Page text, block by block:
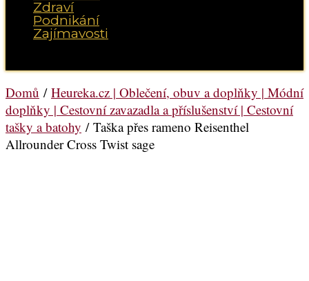
Zdraví
Podnikání
Zajímavosti
Domů / Heureka.cz | Oblečení, obuv a doplňky | Módní
doplňky | Cestovní zavazadla a příslušenství | Cestovní
tašky a batohy / Taška přes rameno Reisenthel
Allrounder Cross Twist sage